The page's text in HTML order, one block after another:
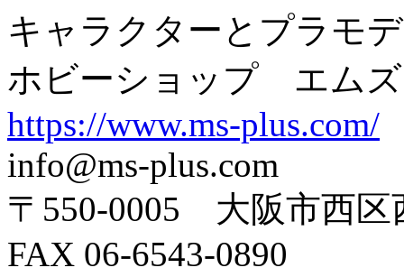
キャラクターとプラモ
ホビーショップ エム
https://www.ms-plus.com/
info@ms-plus.com
〒550-0005 大阪市西
FAX 06-6543-0890